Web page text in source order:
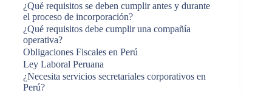
¿Qué requisitos se deben cumplir antes y durante
el proceso de incorporación?
¿Qué requisitos debe cumplir una compañía
operativa?
Obligaciones Fiscales en Perú
Ley Laboral Peruana
¿Necesita servicios secretariales corporativos en
Perú?